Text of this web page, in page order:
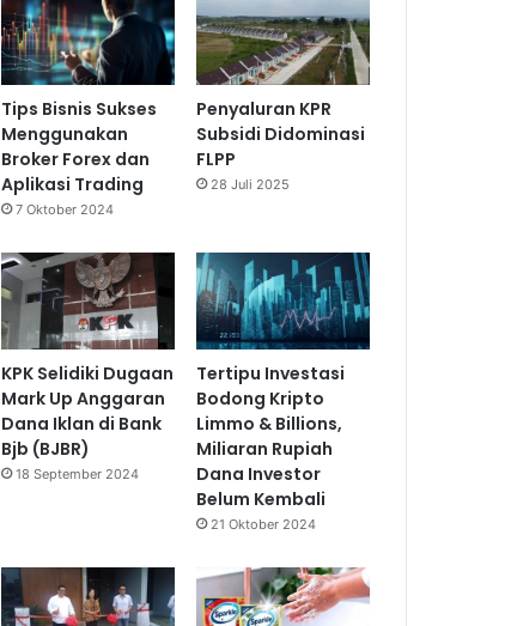
Tips Bisnis Sukses
Menggunakan
Broker Forex dan
Aplikasi Trading
7 Oktober 2024
Penyaluran KPR
Subsidi Didominasi
FLPP
28 Juli 2025
KPK Selidiki Dugaan
Mark Up Anggaran
Dana Iklan di Bank
Bjb (BJBR)
18 September 2024
Tertipu Investasi
Bodong Kripto
Limmo & Billions,
Miliaran Rupiah
Dana Investor
Belum Kembali
21 Oktober 2024